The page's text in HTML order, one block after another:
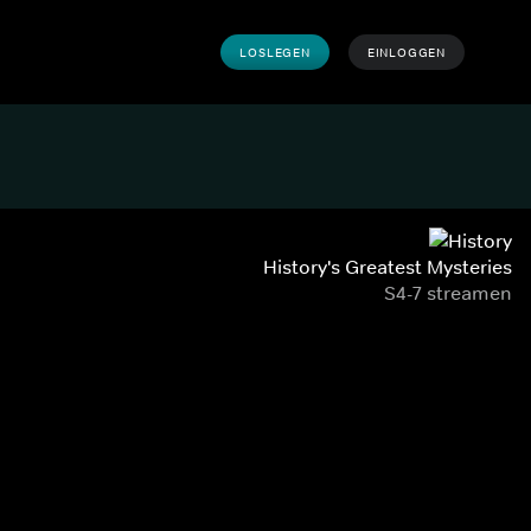
LOSLEGEN EINLOGGEN
History's Greatest Mysteries
S4-7 streamen